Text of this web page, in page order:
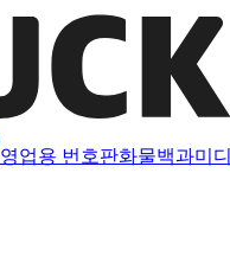
영업용 번호판화물백과미